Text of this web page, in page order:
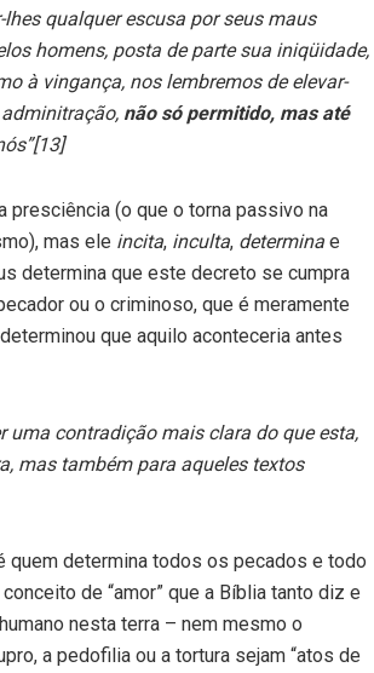
qualquer escusa por seus maus
homens, posta de parte sua iniqüidade,
à vingança, nos lembremos de elevar-
não só permitido, mas até
presciência (o que o torna passivo na
mas ele incita, inculta, determina e
determina que este decreto se cumpra
ou o criminoso, que é meramente
que aquilo aconteceria antes
uma contradição mais clara do que esta,
mas também para aqueles textos
quem determina todos os pecados e todo
de “amor” que a Bíblia tanto diz e
nesta terra – nem mesmo o
a pedofilia ou a tortura sejam “atos de